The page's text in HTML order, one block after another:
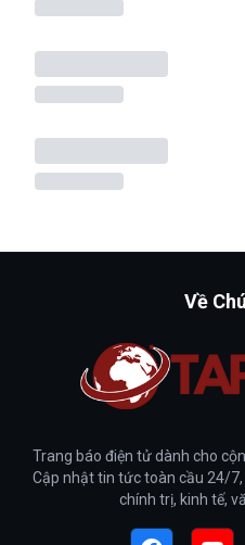
Về
Trang báo điện tử dành cho
Cập nhật tin tức toàn cầu 24/
chính trị, kinh tế,